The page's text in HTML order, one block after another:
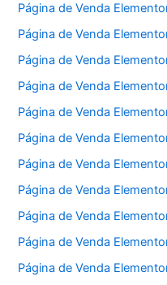
Página de Venda
Página de Venda
Página de Venda
Página de Venda
Página de Venda
Página de Venda
Página de Venda
Página de Venda
Página de Venda
Página de Venda
Página de Venda